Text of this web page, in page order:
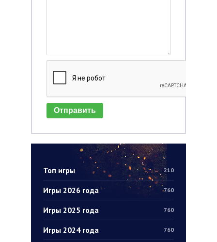
Топ игры 210
Игры 2026 года 760
Игры 2025 года 760
Игры 2024 года 760
Отправить